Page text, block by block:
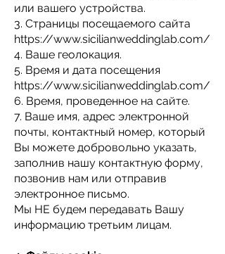
или вашего устройства.
3. Страницы посещаемого сайта
https://www.sicilianweddinglab.com/
4. Ваше геолокация.
5. Время и дата посещения
https://www.sicilianweddinglab.com/
6. Время, проведенное на сайте.
7. Ваше имя, адрес электронной
почты, контактный номер, который
Вы можете добровольно указать,
заполнив нашу контактную форму,
позвонив нам или отправив
электронное письмо.
Мы НЕ будем передавать Вашу
информацию третьим лицам.